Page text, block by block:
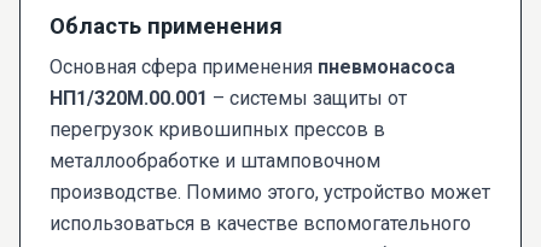
Область применения
Основная сфера применения пневмонасоса
НП1/320М.00.001 – системы защиты от
перегрузок кривошипных прессов в
металлообработке и штамповочном
производстве. Помимо этого, устройство может
использоваться в качестве вспомогательного